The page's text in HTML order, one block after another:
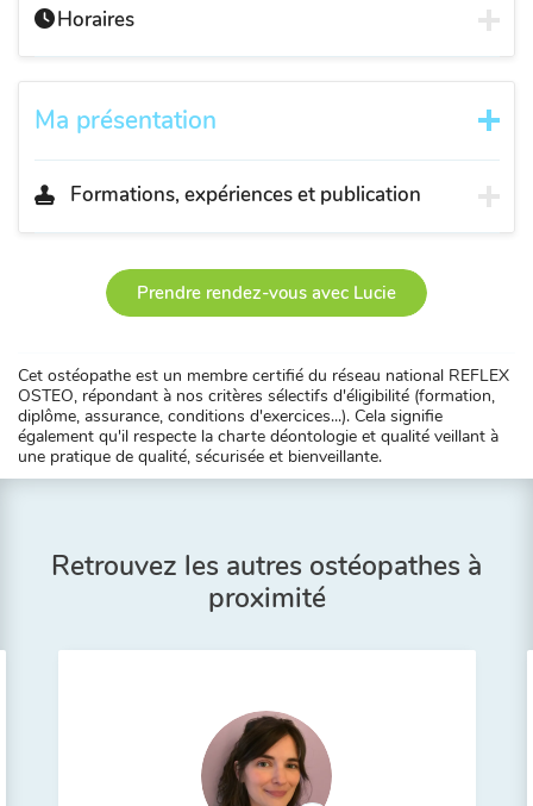
Horaires
Ma présentation
Formations, expériences et publication
Prendre rendez-vous avec Lucie
Cet ostéopathe est un membre certifié du réseau national REFLEX
OSTEO, répondant à nos critères sélectifs d'éligibilité (formation,
diplôme, assurance, conditions d'exercices...). Cela signifie
également qu'il respecte la charte déontologie et qualité veillant à
une pratique de qualité, sécurisée et bienveillante.
Retrouvez les autres ostéopathes à
proximité